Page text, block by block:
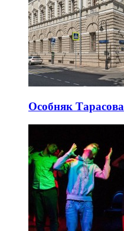
Особняк Тарасова